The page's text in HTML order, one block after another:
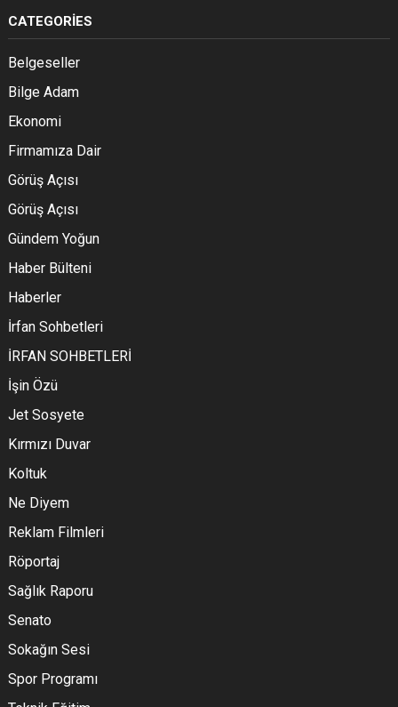
CATEGORIES
Belgeseller
Bilge Adam
Ekonomi
Firmamıza Dair
Görüş Açısı
Görüş Açısı
Gündem Yoğun
Haber Bülteni
Haberler
İrfan Sohbetleri
İRFAN SOHBETLERİ
İşin Özü
Jet Sosyete
Kırmızı Duvar
Koltuk
Ne Diyem
Reklam Filmleri
Röportaj
Sağlık Raporu
Senato
Sokağın Sesi
Spor Programı